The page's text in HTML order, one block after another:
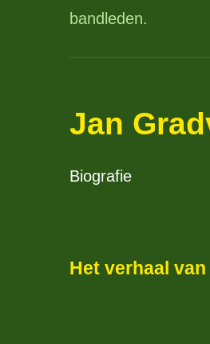
bandleden.
Jan
Biografie
Het verhaal